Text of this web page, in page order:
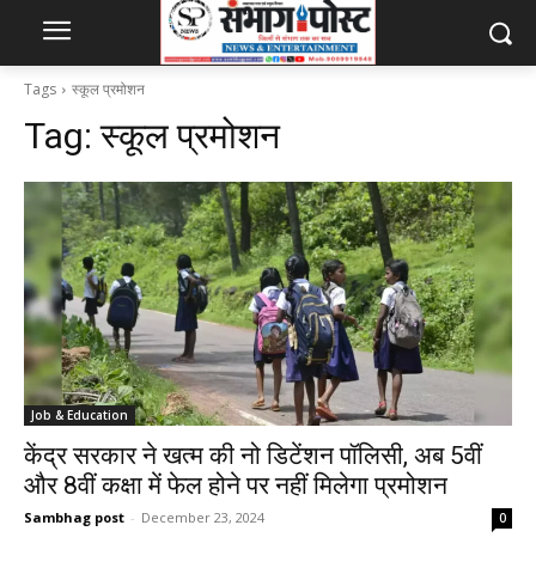
Tags स्कूल प्रमोशन
Tag:स्कूल प्रमोशन
Job & Education
केंद्र सरकार ने खत्म की नो डिटेंशन पॉलिसी, अब 5वीं
और 8वीं कक्षा में फेल होने पर नहीं मिलेगा प्रमोशन
Sambhag post - December 23, 2024 0